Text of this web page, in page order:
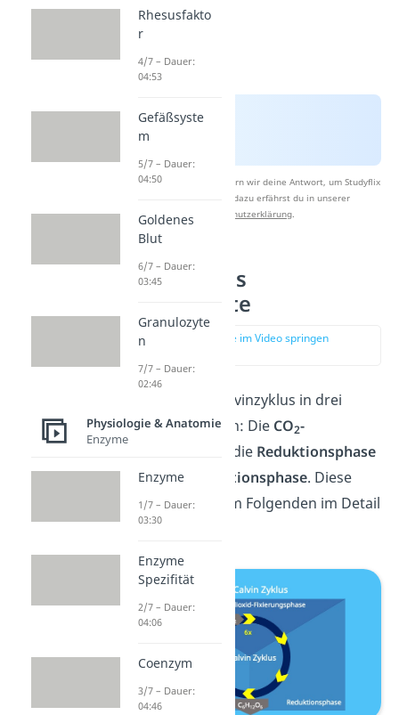
Nach Beantwortung speichern wir deine Antwort, um Studyflix
zu verbessern. Mehr dazu erfährst du in unserer
Datenschutzerklärung
Calvin Zyklus
Einzelschritte
zur Stelle im Video springen
Du kannst den Calvinzyklus in drei
Phasen unterteilen: Die CO2-
, die Reduktionsphase
und dieRegenerationsphase. Diese
schauen wir uns im Folgenden im Detail
Rhesusfakto
r
4/7 – Dauer:
04:53
Gefäßsyste
m
5/7 – Dauer:
04:50
Goldenes
Blut
6/7 – Dauer:
03:45
Granulozyte
n
7/7 – Dauer:
02:46
Physiologie & Anatomie
Enzyme
Enzyme
1/7 – Dauer:
03:30
Enzyme
Spezifität
2/7 – Dauer:
04:06
Coenzym
3/7 – Dauer:
04:46